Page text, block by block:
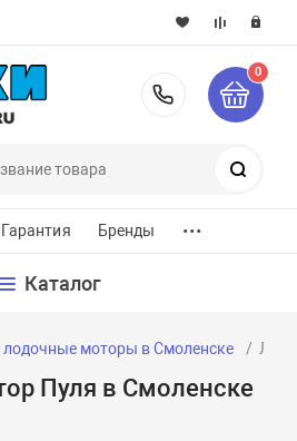
8-800-
0
Гарантия Бренды ...
Каталог
лодочные моторы в Смоленске
Пуля в Смоленске